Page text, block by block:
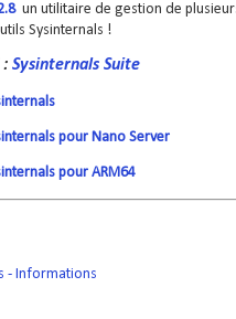
un utilitaire de gestion de
Sysinternals !
: Sysinternals Suite
pour Nano Server
pour ARM64
- Informations